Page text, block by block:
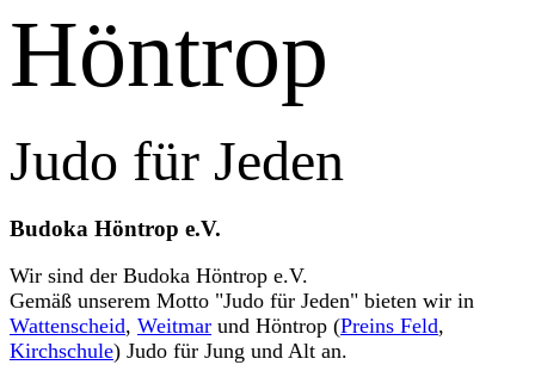
Höntrop
Judo für Jeden
Budoka Höntrop e.V.
Wir sind der Budoka Höntrop e.V.
Gemäß unserem Motto "Judo für Jeden" bieten wir in
Wattenscheid, Weitmar und Höntrop (Preins Feld,
Kirchschule) Judo für Jung und Alt an.